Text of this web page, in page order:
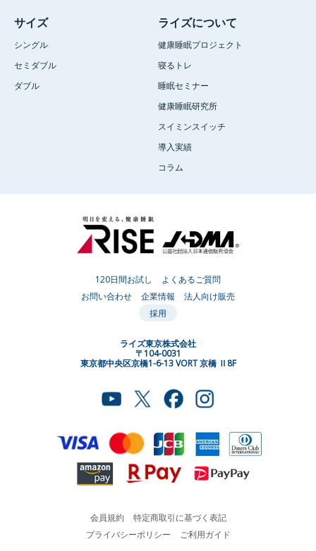
サイズ
シングル
セミダブル
ダブル
ライズについて
健康睡眠プロジェクト
寝るトレ
睡眠セミナー
健康睡眠研究所
スイミンスイッチ
導入実績
コラム
120日間お試し
よくあるご質問
お問い合わせ
企業情報
法人向け販売
採用
ライズ東京株式会社
〒104-0031
東京都中央区京橋1-6-13 VORT 京橋 Ⅱ8F
会員規約
特定商取引に基づく表記
プライバシーポリシー
ご利用ガイド